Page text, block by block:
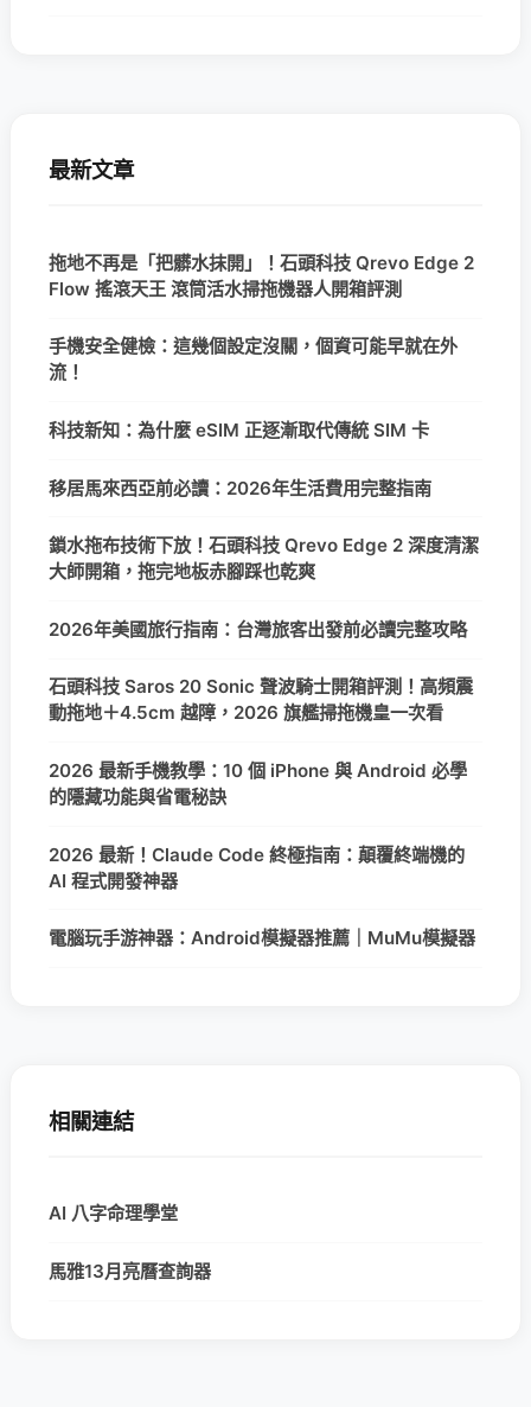
最新文章
拖地不再是「把髒水抹開」！石頭科技 Qrevo Edge 2
Flow 搖滾天王 滾筒活水掃拖機器人開箱評測
手機安全健檢：這幾個設定沒關，個資可能早就在外
流！
科技新知：為什麼 eSIM 正逐漸取代傳統 SIM 卡
移居馬來西亞前必讀：2026年生活費用完整指南
鎖水拖布技術下放！石頭科技 Qrevo Edge 2 深度清潔
大師開箱，拖完地板赤腳踩也乾爽
2026年美國旅行指南：台灣旅客出發前必讀完整攻略
石頭科技 Saros 20 Sonic 聲波騎士開箱評測！高頻震
動拖地＋4.5cm 越障，2026 旗艦掃拖機皇一次看
2026 最新手機教學：10 個 iPhone 與 Android 必學
的隱藏功能與省電秘訣
2026 最新！Claude Code 終極指南：顛覆終端機的
AI 程式開發神器
電腦玩手游神器：Android模擬器推薦｜MuMu模擬器
相關連結
AI 八字命理學堂
馬雅13月亮曆查詢器